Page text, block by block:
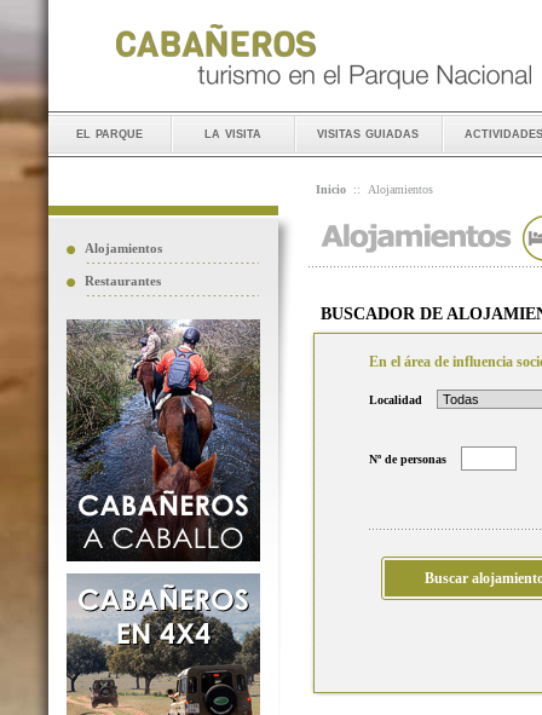
el parque la visita visitas guiadas actividades
Alojamientos
Restaurantes
Inicio :: Alojamientos
BUSCADOR DE
En el área de influencia
Localidad
Nº de personas